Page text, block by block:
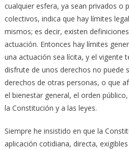
cualquier esfera, ya sean privados o
colectivos, indica que hay límites
mismos; es decir, existen
actuación. Entonces hay límites
una actuación sea lícita, y el vigente
disfrute de unos derechos no puede
derechos de otras personas, o que
el bienestar general, el orden
la Constitución y a las leyes.
Siempre he insistido en que la
aplicación cotidiana, directa,